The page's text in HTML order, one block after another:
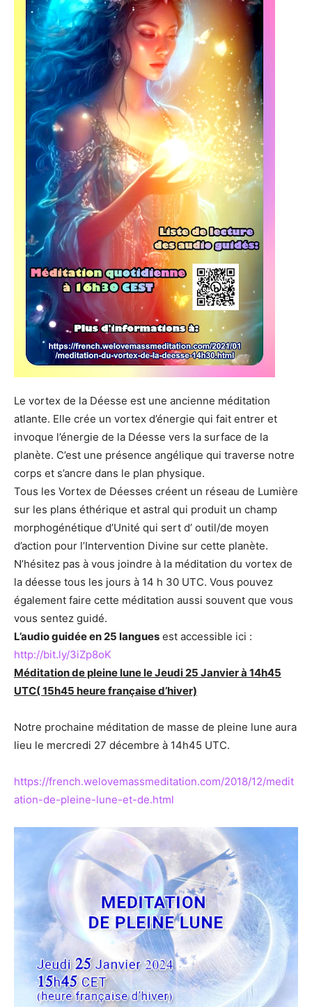
Le vortex de la Déesse est une ancienne méditation
atlante. Elle crée un vortex d’énergie qui fait entrer et
invoque l’énergie de la Déesse vers la surface de la
planète. C’est une présence angélique qui traverse notre
corps et s’ancre dans le plan physique.
Tous les Vortex de Déesses créent un réseau de Lumière
sur les plans éthérique et astral qui produit un champ
morphogénétique d’Unité qui sert d’ outil/de moyen
d’action pour l’Intervention Divine sur cette planète.
N’hésitez pas à vous joindre à la méditation du vortex de
la déesse tous les jours à 14 h 30 UTC. Vous pouvez
également faire cette méditation aussi souvent que vous
vous sentez guidé.
L’audio guidée en 25 langues est accessible ici :
http://bit.ly/3iZp8oK
Méditation de pleine lune le Jeudi 25 Janvier à 14h45
UTC( 15h45 heure française d’hiver)
Notre prochaine méditation de masse de pleine lune aura
lieu le mercredi 27 décembre à 14h45 UTC.
https://french.welovemassmeditation.com/2018/12/medit
ation-de-pleine-lune-et-de.html